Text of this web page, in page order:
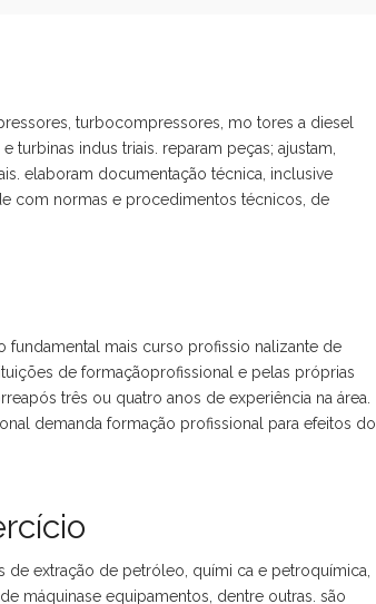
turbocompressores, mo tores a diesel
indus triais. reparam peças; ajustam,
elaboram documentação técnica, inclusive
com normas e procedimentos técnicos, de
fundamental mais curso profissio nalizante de
de formaçãoprofissional e pelas próprias
três ou quatro anos de experiência na área.
demanda formação profissional para efeitos do
extração de petróleo, quími ca e petroquímica,
máquinase equipamentos, dentre outras. são